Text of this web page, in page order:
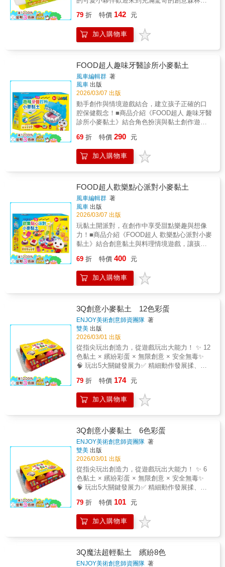
學習配色與疊加裝飾，玩出與眾不同的生活美
學。★生活模擬與情境連結：透過「甜點製
物】5色安心黏土、12款造型工具◎本產品為兒
童黏土玩具，請勿食用。◎使用前後請清潔雙
手，保持產品衛生。◎產品顏色可能因拍攝光
結合繽紛五色黏土與多款超萌動物模具，是引
發孩子好奇心的最佳媒介。從威武的小獅子、
長鼻子大象到俏皮的小兔子，孩子能透過基礎
力，更在創作中學習觀察生物特徵，開啟對大
自然的第一步認識。現在就讓小小管理員動
手，蓋出一座充滿歡笑的繽紛動物園！★動物
認知與啟蒙：在塑形過程中認識不同動物的外
型特徵，將基礎認知立體化。★手部肌肉精準
發力：揉捏、搓揉與按壓模具，有效訓練指尖
小肌肉。★觀察力與細節養成：透過模仿與修
潤，培養孩子捕捉形狀特點的敏銳度，讓作品
栩栩如生。★創造力與敘事想像：自由組合不
容物】5色安心黏土、12款造型工具◎本產品為
兒童黏土玩具，請勿食用。◎使用前後請清潔
雙手，保持產品衛生。◎產品顏色可能因拍攝
79 折 特價 142 元
加入購物車
FOOD超人趣味牙醫診所小麥黏土
風車編輯群 著
風車 出版
2026/03/07 出版
動手創作與情境遊戲結合，建立孩子正確的口
腔保健觀念！■商品介紹《FOOD超人 趣味牙醫
診所小麥黏土》結合角色扮演與黏土創作遊
與模擬看診情境，在遊戲中認識牙齒構造與口
腔清潔的重要性。孩子可以替牙齒檢查、清潔
與修復，邊玩邊建立良好的生活習慣與健康觀
與造型的過程中訓練手部精細動作與手眼協調
能力，同時提升專注力與創造力。透過親子共
玩與角色互動，讓學習不再只是說教，而是在
歡樂遊戲中自然養成愛護牙齒的好習慣。■商品
特色1.牙醫角色扮演體驗模擬真實牙醫診所情
境，提升孩子參與感與想像力。2.安全小麥黏
土柔軟好塑形，適合幼兒抓握與創作，安心遊
玩。3.多元工具配件牙醫工具搭配牙齒模型，
玩法豐富不單調。4.寓教於樂學習設計在遊戲
動作捏、壓、塑形過程促進手眼協調與小肌肉
發展。■商品功能★培養手部精細動作透過捏、
壓、塑形與操作工具，訓練小肌肉發展與手眼
齒造型與角色扮演，發展創意表達能力。★建
立生活自理與健康觀念透過牙醫情境遊戲，學
習刷牙與口腔保健的重要性。★促進語言表達
與互動能力角色扮演過程中練習對話與情境表
達，增進溝通能力。★增進認知與情境理解能
力認識牙齒與看診流程，提升生活認知與觀察
力。
69 折 特價 290 元
加入購物車
FOOD超人歡樂點心派對小麥黏土
風車編輯群 著
風車 出版
2026/03/07 出版
玩黏土開派對，在創作中享受甜點樂趣與想像
力！■商品介紹《FOOD超人 歡樂點心派對小麥
黏土》結合創意黏土與料理情境遊戲，讓孩子
作各式蛋糕、漢堡與甜點造型。在玩黏土的過
程中，不僅能自由發揮創意，更能培養動手操
作能力與生活認知，享受創作與角色扮演的雙
流程，提升專注力與想像力，並在親子共玩中
建立互動與分享的快樂時光。■商品特色1.多色
小麥黏土色彩豐富好塑形，輕鬆創作各種美味
造型。2.多樣模型與工具壓模、裝飾與組合玩
法，創作變化更多元。3.安全材質安心遊玩柔
軟好操作，適合幼兒小手使用。4.寓教於樂創
作體驗在遊戲中培養動手能力與生活認知。■商
品功能★訓練手部精細動作與手眼協調透過捏
塑、壓模與組合提升小肌肉發展。★培養創造
設計能力。★提升專注力與耐心完成點心製作
過程，建立專心與完成感。★促進語言與情境
表達能力在角色扮演中學習分享與互動。★建
立生活與食物認知認識常見餐點與製作流程，
增加生活經驗。
69 折 特價 400 元
加入購物車
3Q創意小麥黏土 12色彩蛋
ENJOY美術創意師資團隊 著
雙美 出版
2026/03/01 出版
從指尖玩出創造力，從遊戲玩出大能力！ ✨ 12
色黏土 × 繽紛彩蛋 × 無限創意 × 安全無毒✨
🧠 玩出5大關鍵發展力✅ 精細動作發展揉、
群✅ 專注力養成從構思到完成作品的創過程，
自然培養耐心與專注力✅ 空間邏輯思維引道孩
子從平面到立體創作，建立基礎空間概念與幾
的思考力✅ 創意思考表達將天馬行空的想像，
化為具體作品，建立自信與表達能力玩樂 × 收
納 × 展示 三合一設計搭配色彩亮麗的蛋型收納
盒和簡明易懂的黏土教學，每顆都是作品的展
示舞台，也是珍貴的成長記錄， 變成房間要裡
最可愛的創意擺飾，讓孩子輕鬆達成「創作→
完成→展示」的完整成就感體驗！＊適用年
齡：3歲以上⚠️ 貼心提醒使用後請密封保存，建
議用保鮮膜包裹後放入夾鏈袋。🎨 色彩啟蒙．
藍、綠、橘、粉紅、淡藍、深綠、白、紫、咖
啡、黑，滿足所有創作想像✅ 自由混色實驗｜
教孩子玩色彩魔法，創造獨特色彩✅ 視覺美感
培養｜鮮豔色彩刺激視覺發展，培養藝術感知
🖐️ 安全柔軟．玩得安心✅ 天然小麥成分｜無毒
安全，通過ST安全檢驗認證✅ 柔軟配方｜質地
79 折 特價 174 元
加入購物車
3Q創意小麥黏土 6色彩蛋
ENJOY美術創意師資團隊 著
雙美 出版
2026/03/01 出版
從指尖玩出創造力，從遊戲玩出大能力！ ✨ 6
色黏土 × 繽紛彩蛋 × 無限創意 × 安全無毒✨
🧠 玩出5大關鍵發展力✅ 精細動作發展揉、
群✅ 專注力養成從構思到完成作品的創過程，
自然培養耐心與專注力✅ 空間邏輯思維引道孩
子從平面到立體創作，建立基礎空間概念與幾
的思考力✅ 創意思考表達將天馬行空的想像，
化為具體作品，建立自信與表達能力玩樂 × 收
79 折 特價 101 元
加入購物車
3Q魔法超輕黏土 繽紛8色
ENJOY美術創意師資團隊 著